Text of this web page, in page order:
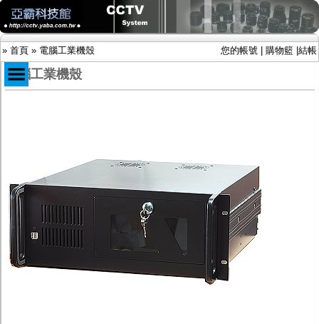
» 首頁 » 電腦工業機殼 您的帳號 購物籃 結帳
AHD DVR數位錄放影機
AHD半球型(適用屋內)
AHD中小型紅外線攝影機(適用騎樓、室內外)
AHD防護罩型攝影機(適用屋外，紅外線照射
距離遠）
AHD特殊功能型攝影機
旋轉型攝影機.旋轉台
傳統高解析攝影機
鏡頭
電腦工業機殼